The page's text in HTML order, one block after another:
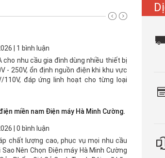
| 1 bình luận
nhu cầu gia đình dùng nhiều thiết bị
- 250V, ổn định nguồn điện khi khu vực
đáp ứng linh hoạt cho từng loại
miền nam Điện máy Hà Minh Cường.
| 0 bình luận
chất lượng cao, phục vụ mọi nhu cầu
Nên Chọn Điện máy Hà Minh Cường